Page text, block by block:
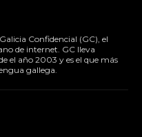
Confidencial (GC), el
de internet. GC lleva
el año 2003 y es el que más
gallega.